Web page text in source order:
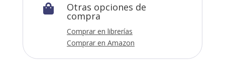
 Otras opciones de
compra
Comprar en librerías
Comprar en Amazon